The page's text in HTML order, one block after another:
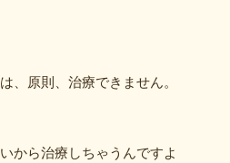
、原則、治療できません。
から治療しちゃうんですよ